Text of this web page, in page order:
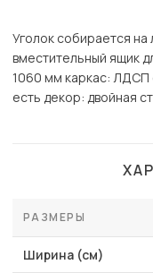
Уголок собирается
вместительный ящик
1060 мм каркас: ЛДСП
есть декор: двойная
РАЗМЕРЫ
Ширина (см)